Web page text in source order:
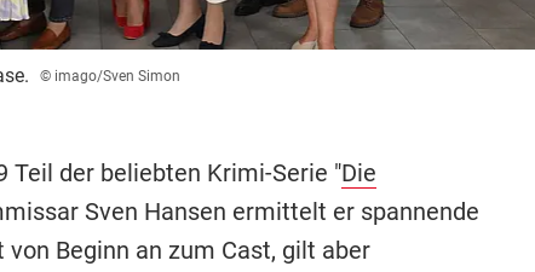
© imago/Sven Simon
der beliebten Krimi-Serie "Die
Sven Hansen ermittelt er spannende
Beginn an zum Cast, gilt aber